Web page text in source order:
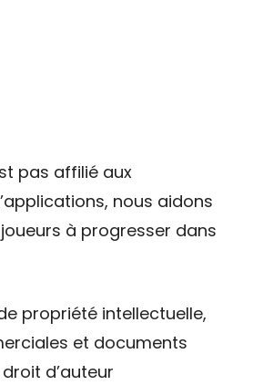
pas affilié aux
nous aidons
à progresser dans
propriété intellectuelle,
et documents
d’auteur